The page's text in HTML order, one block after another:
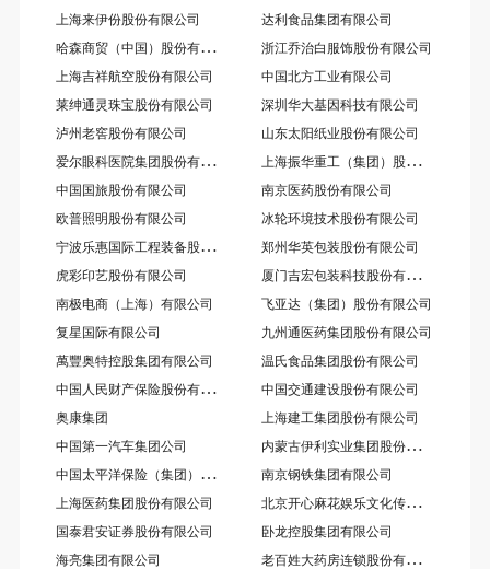
上海来伊份股份有限公司
达利食品集团有限公司
哈
森商贸（中国）股份有限公司
浙江乔治白服饰股份有限公司
上海吉祥航空股份有限公司
中国北方工业有限公司
莱绅通灵珠宝股份有限公司
深圳华大基因科技有限公司
泸州老窖股份有限公司
山东太阳纸业股份有限公司
爱
尔眼科医院集团股份有限公司 上
海振华重工（集团）股份有限公司
中国国旅股份有限公司
南京医药股份有限公司
欧普照明股份有限公司
冰轮环境技术股份有限公司
宁
波乐惠国际工程装备股份有限公司
郑州华英包装股份有限公司
虎彩印艺股份有限公司
厦
门吉宏包装科技股份有限公司
南极电商（上海）有限公司
飞亚达（集团）股份有限公司
复星国际有限公司
九州通医药集团股份有限公司
萬豐奥特控股集团有限公司
温氏食品集团股份有限公司
中
国人民财产保险股份有限公司江苏省分公司（PICC）
中国交通建设股份有限公司
奥康集团
上海建工集团股份有限公司
中国第一汽车集团公司
内
蒙古伊利实业集团股份有限公司
中
国太平洋保险（集团）股份有限公司
南京钢铁集团有限公司
上海医药集团股份有限公司
北
京开心麻花娱乐文化传媒股份有限公司
国泰君安证券股份有限公司
卧龙控股集团有限公司
海亮集团有限公司
老
百姓大药房连锁股份有限公司